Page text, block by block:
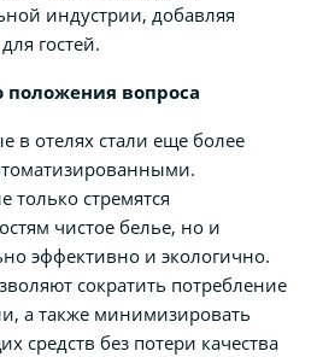
индустрии, добавляя
гостей.
положения вопроса
в отелях стали еще более
только стремятся
чистое белье, но и
эффективно и экологично.
сократить потребление
а также минимизировать
средств без потери качества